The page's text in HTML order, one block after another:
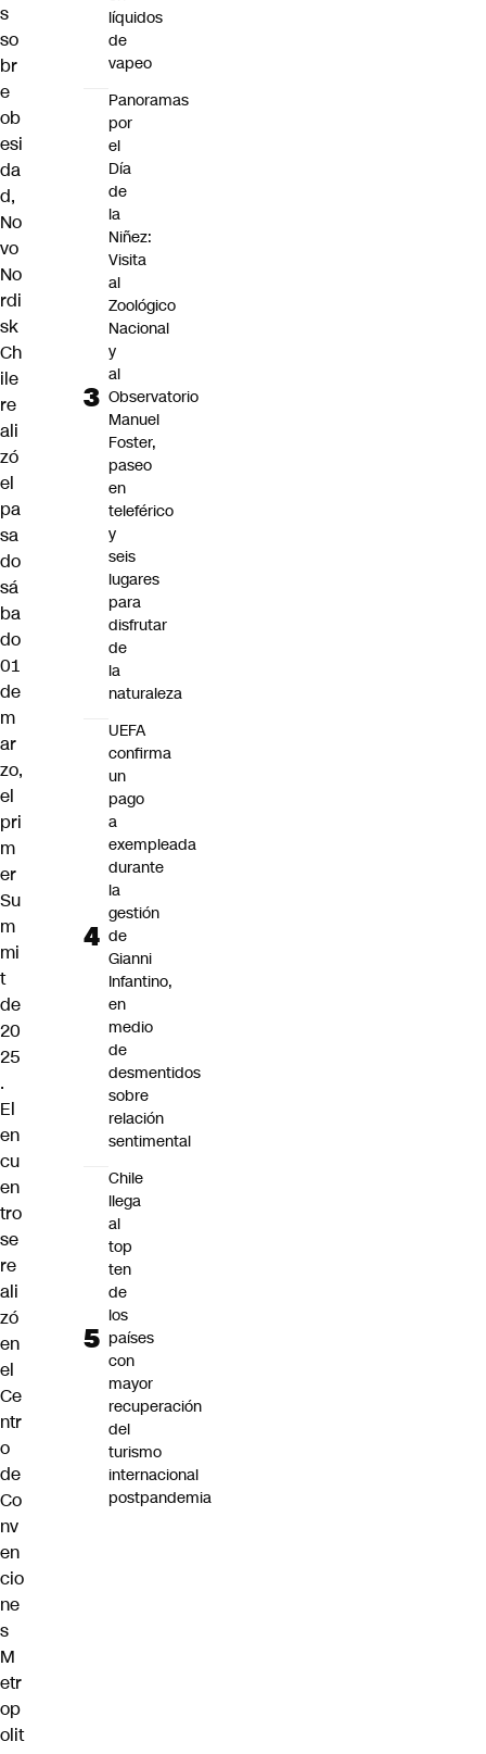
s
so
br
e
ob
esi
da
d,
No
vo
No
rdi
sk
Ch
ile
re
ali
zó
el
pa
sa
do
sá
ba
do
01
de
m
ar
zo,
el
pri
m
er
Su
m
mi
t
de
20
25
.
El
en
cu
en
tro
se
re
ali
zó
en
el
Ce
ntr
o
de
Co
nv
en
cio
ne
s
M
etr
op
olit
líquidos
de
vapeo
Panoramas
por
el
Día
de
la
Niñez:
Visita
al
Zoológico
Nacional
y
al
Observatorio
Manuel
Foster,
paseo
en
teleférico
y
seis
lugares
para
disfrutar
de
la
naturaleza
UEFA
confirma
un
pago
a
exempleada
durante
la
gestión
de
Gianni
Infantino,
en
medio
de
desmentidos
sobre
relación
sentimental
Chile
llega
al
top
ten
de
los
países
con
mayor
recuperación
del
turismo
internacional
postpandemia